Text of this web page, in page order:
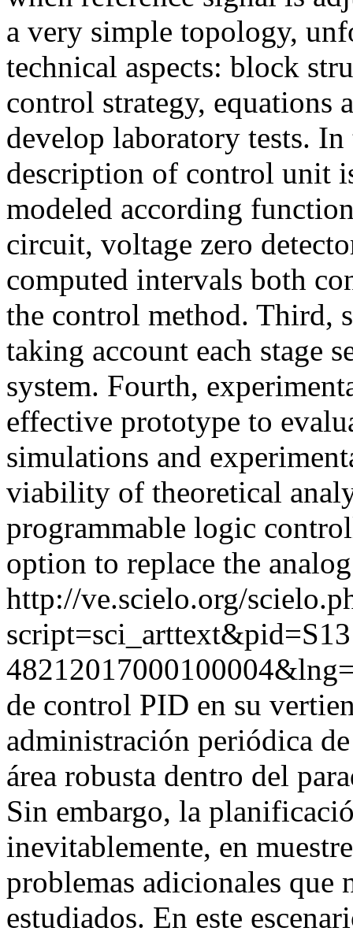
a very simple topology,
technical aspects: block
control strategy, equations
develop laboratory tests.
description of control unit
modeled according
circuit, voltage zero
computed intervals both
the control method. Third,
taking account each stage
system. Fourth,
effective prototype to
simulations and
viability of theoretical
programmable logic
option to replace the
http://ve.scielo.org/
de control PID en su
administración periódica
área robusta dentro del
Sin embargo, la
inevitablemente, en
problemas adicionales que
estudiados. En este